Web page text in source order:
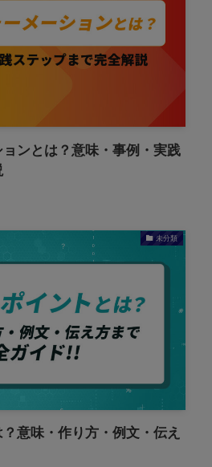
ョンとは？意味・事例・実践
未分類
意味・作り方・例文・伝え